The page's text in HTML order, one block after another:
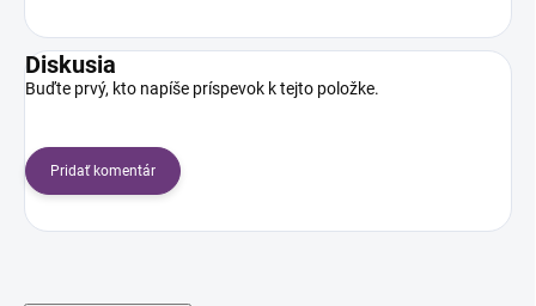
Diskusia
Buďte prvý, kto napíše príspevok k tejto položke.
Pridať komentár